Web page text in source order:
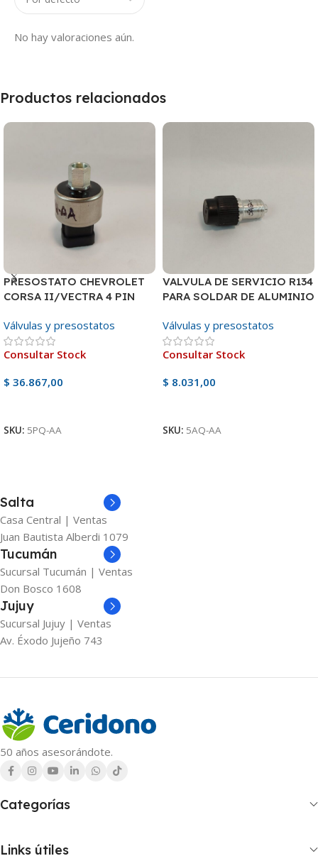
No hay valoraciones aún.
Productos relacionados
PRESOSTATO CHEVROLET
CORSA II/VECTRA 4 PIN
Válvulas y presostatos
Consultar Stock
$ 36.867,00
SKU: 5PQ-AA
VALVULA DE SERVICIO R134
PARA SOLDAR DE ALUMINIO
Válvulas y presostatos
Consultar Stock
$ 8.031,00
SKU: 5AQ-AA
Salta
Casa Central | Ventas
Juan Bautista Alberdi 1079
Tucumán
Sucursal Tucumán | Ventas
Don Bosco 1608
Jujuy
Sucursal Jujuy | Ventas
Av. Éxodo Jujeño 743
50 años asesorándote.
Categorías
Links útiles